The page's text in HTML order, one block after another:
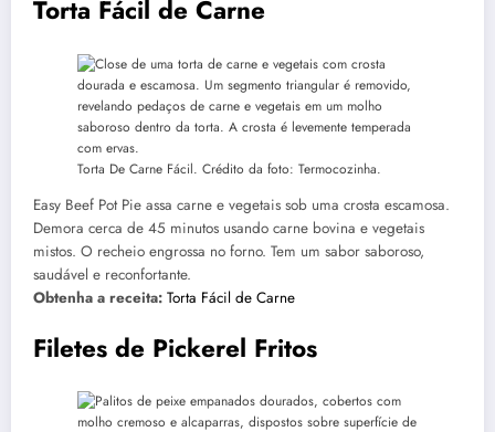
Torta Fácil de Carne
Torta De Carne Fácil. Crédito da foto: Termocozinha.
Easy Beef Pot Pie assa carne e vegetais sob uma crosta escamosa.
Demora cerca de 45 minutos usando carne bovina e vegetais
mistos. O recheio engrossa no forno. Tem um sabor saboroso,
saudável e reconfortante.
Obtenha a receita: Torta Fácil de Carne
Filetes de Pickerel Fritos